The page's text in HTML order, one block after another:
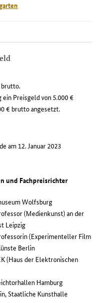
brutto.
Preisgeld von 5.000 €
€ brutto angesetzt.
am 12. Januar 2023
und Fachpreisrichter
Wolfsburg
(Medienkunst) an der
Leipzig
(Experimenteller Film
Berlin
(Haus der Elektronischen
Hamburg
Staatliche Kunsthalle